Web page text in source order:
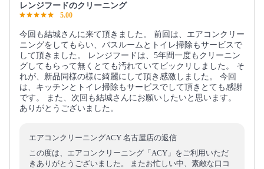
レンジフードのクリーニング
5.00
今回も結城さんに来て頂きました。 前回は、エアコンクリー
ニングをしてもらい、バスルームとトイレ掃除もサービスで
して頂きました。 レンジフードは、5年間一度もクリーニン
グしてもらって無くとても汚れていてビックリしました。 そ
れが、新品同様の様に綺麗にして頂き感激しました。 今回
は、キッチンとトイレ掃除もサービスでして頂きとても感謝
です。 また、次回も結城さんにお願いしたいと思います。
ありがとうございました。
エアコンクリーニングACY 名古屋店の返信
この度は、エアコンクリーニング「ACY」をご利用いただ
きありがとうございました。 またお忙しい中、素敵な口コ